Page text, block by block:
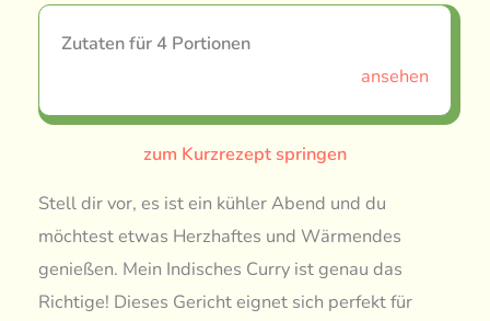
Zutaten für 4 Portionen
ansehen
zum Kurzrezept springen
Stell dir vor, es ist ein kühler Abend und du
möchtest etwas Herzhaftes und Wärmendes
genießen. Mein Indisches Curry ist genau das
Richtige! Dieses Gericht eignet sich perfekt für